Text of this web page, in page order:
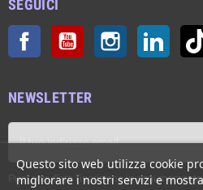
SEGUICI
Facebook YouTube Instagram
NEWSLETTER
Puoi annullare l'iscrizione in ogni
Questo sito web utilizza cookie
migliorare i nostri servizi e